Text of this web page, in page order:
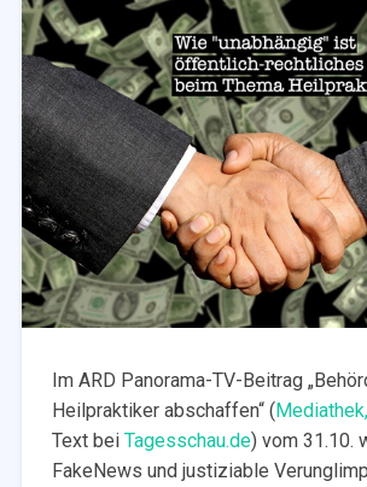
Im ARD Panorama-TV-Beitrag
Heilpraktiker abschaffen“ (Mediathek,
Text bei Tagesschau.de) vom 31.10.
FakeNews und justiziable